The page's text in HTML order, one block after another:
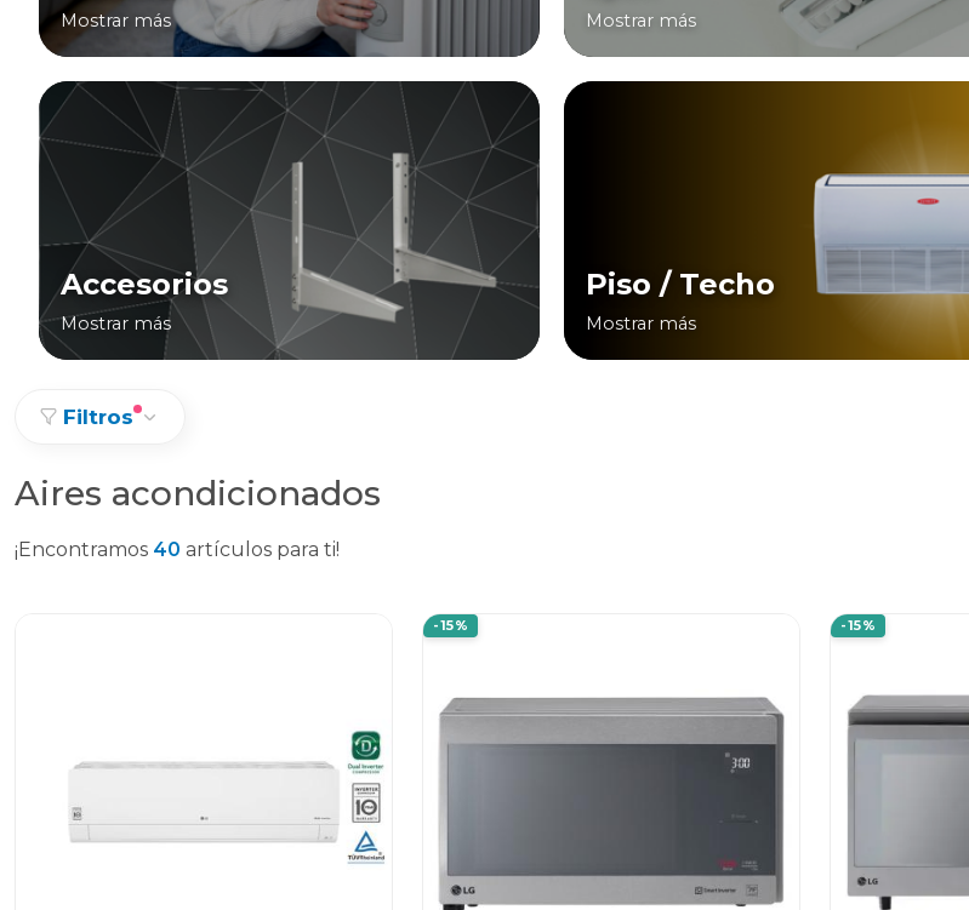
Mostrar más Mostrar más
Accesorios
Mostrar más
Piso / Techo
Mostrar más
Filtros
Aires acondicionados
¡Encontramos 40 artículos para ti!
-15% -15%